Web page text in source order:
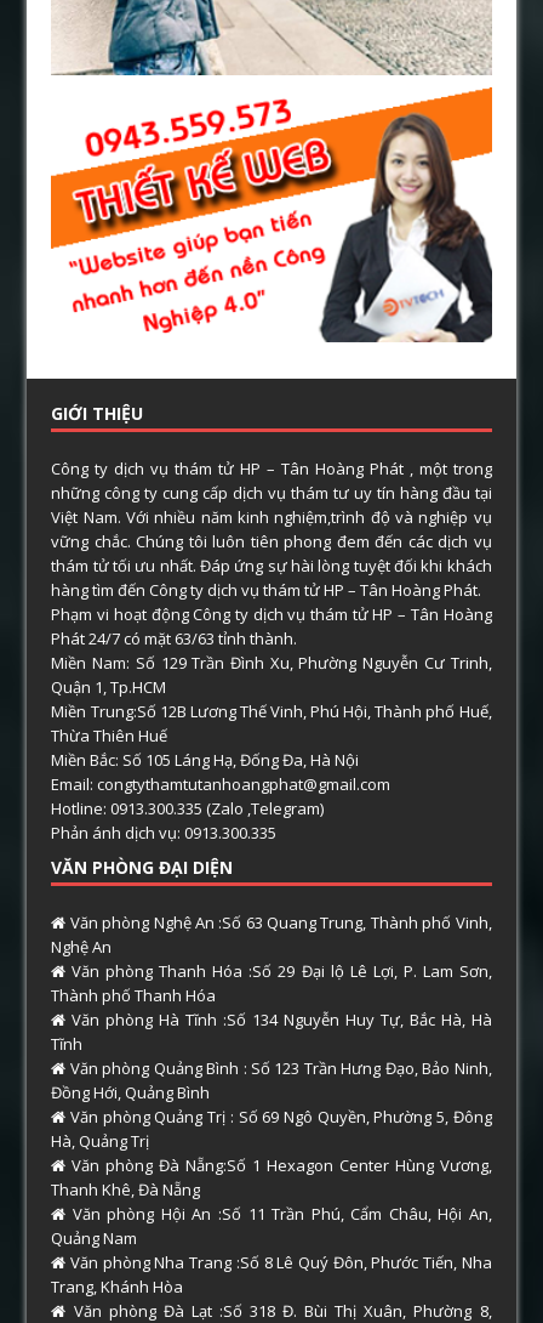
GIỚI THIỆU
Công ty dịch vụ thám tử HP – Tân Hoàng Phát , một trong
những công ty cung cấp dịch vụ thám tư uy tín hàng đầu tại
Việt Nam. Với nhiều năm kinh nghiệm,trình độ và nghiệp vụ
vững chắc. Chúng tôi luôn tiên phong đem đến các dịch vụ
thám tử tối ưu nhất. Đáp ứng sự hài lòng tuyệt đối khi khách
hàng tìm đến Công ty dịch vụ thám tử HP – Tân Hoàng Phát.
Phạm vi hoạt động Công ty dịch vụ thám tử HP – Tân Hoàng
Phát 24/7 có mặt 63/63 tỉnh thành.
Miền Nam: Số 129 Trần Đình Xu, Phường Nguyễn Cư Trinh,
Quận 1, Tp.HCM
Miền Trung:Số 12B Lương Thế Vinh, Phú Hội, Thành phố Huế,
Thừa Thiên Huế
Miền Bắc: Số 105 Láng Hạ, Đống Đa, Hà Nội
Email: congtythamtutanhoangphat@gmail.com
Hotline: 0913.300.335 (Zalo ,Telegram)
Phản ánh dịch vụ: 0913.300.335
VĂN PHÒNG ĐẠI DIỆN
Văn phòng Nghệ An :Số 63 Quang Trung, Thành phố Vinh,
Nghệ An
Văn phòng Thanh Hóa :Số 29 Đại lộ Lê Lợi, P. Lam Sơn,
Thành phố Thanh Hóa
Văn phòng Hà Tĩnh :Số 134 Nguyễn Huy Tự, Bắc Hà, Hà
Tĩnh
Văn phòng Quảng Bình : Số 123 Trần Hưng Đạo, Bảo Ninh,
Đồng Hới, Quảng Bình
Văn phòng Quảng Trị : Số 69 Ngô Quyền, Phường 5, Đông
Hà, Quảng Trị
Văn phòng Đà Nẵng:Số 1 Hexagon Center Hùng Vương,
Thanh Khê, Đà Nẵng
Văn phòng Hội An :Số 11 Trần Phú, Cẩm Châu, Hội An,
Quảng Nam
Văn phòng Nha Trang :Số 8 Lê Quý Đôn, Phước Tiến, Nha
Trang, Khánh Hòa
Văn phòng Đà Lạt :Số 318 Đ. Bùi Thị Xuân, Phường 8,